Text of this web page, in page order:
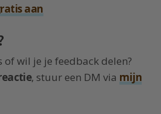
aan
of wil je je feedback delen?
, stuur een DM via mijn